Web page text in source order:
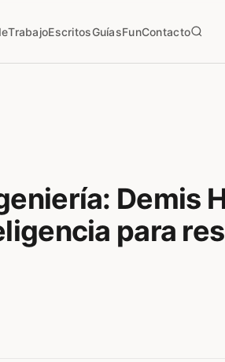
TrabajoEscritosGuíasFunContacto
Demis
para